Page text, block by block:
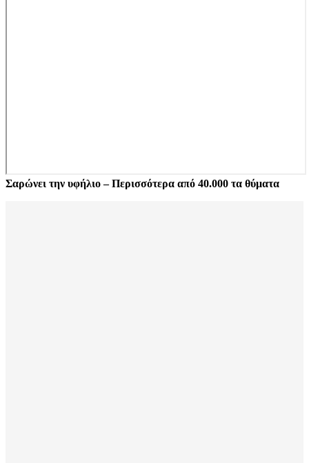
Σαρώνει την υφήλιο – Περισσότερα από 40.000 τα θύματα